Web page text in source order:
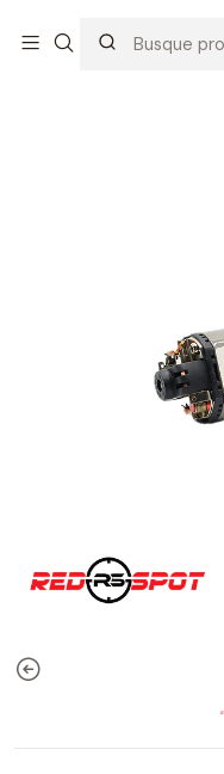
LEVIATHAN